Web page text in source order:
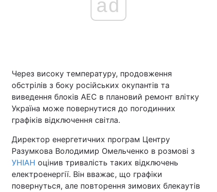
Головна Війна
Україна Політика
Економіка Світ
Спорт Наука
Техно і зв'язок Лайт
Зброя Інциденти
ad
Через високу температуру, продовження
обстрілів з боку російських окупантів та
виведення блоків АЕС в плановий ремонт влітку
Україна може повернутися до погодинних
графіків відключення світла.
Директор енергетичних програм Центру
Разумкова Володимир Омельченко в розмові з
УНІАН оцінив тривалість таких відключень
електроенергії. Він вважає, що графіки
повернуться, але повторення зимових блекаутів